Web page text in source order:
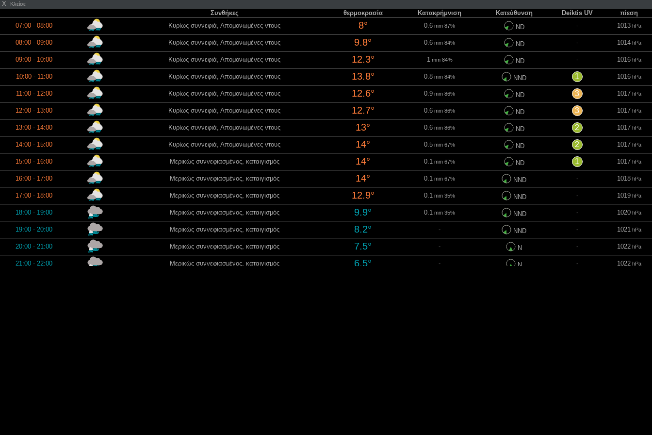
X Κλείσε
Συνθήκες θερμοκρασία Κατακρήμνιση Κατεύθυνση Deíktis UV
πίεση
07:00 - 08:00
Κυρίως συννεφιά, Απομονωμένες ντους 8° 0.6 mm 87% ND - 1013hPa
08:00 - 09:00 Κυρίως συννεφιά, Απομονωμένες ντους 9.8° 0.6 mm 84% ND - 1014hPa
09:00 - 10:00 Κυρίως συννεφιά, Απομονωμένες ντους 12.3° 1 mm 84% ND - 1016hPa
10:00 - 11:00 Κυρίως συννεφιά, Απομονωμένες ντους 13.8° 0.8 mm 84% NND 1 1016hPa
11:00 - 12:00 Κυρίως συννεφιά, Απομονωμένες ντους 12.6° 0.9 mm 86% ND 3 1017hPa
12:00 - 13:00 Κυρίως συννεφιά, Απομονωμένες ντους 12.7° 0.6 mm 86% ND 3 1017hPa
13:00 - 14:00 Κυρίως συννεφιά, Απομονωμένες ντους 13° 0.6 mm 86% ND 2 1017hPa
14:00 - 15:00 Κυρίως συννεφιά, Απομονωμένες ντους 14° 0.5 mm 67% ND 2 1017hPa
15:00 - 16:00 Μερικώς συννεφιασμένος, καταιγισμός 14° 0.1 mm 67% ND 1 1017hPa
16:00 - 17:00 Μερικώς συννεφιασμένος, καταιγισμός 14° 0.1 mm 67% NND - 1018hPa
17:00 - 18:00 Μερικώς συννεφιασμένος, καταιγισμός 12.9° 0.1 mm 35% NND - 1019hPa
18:00 - 19:00 Μερικώς συννεφιασμένος, καταιγισμός 9.9° 0.1 mm 35% NND - 1020hPa
19:00 - 20:00 Μερικώς συννεφιασμένος, καταιγισμός 8.2° - NND - 1021 hPa
20:00 - 21:00 Μερικώς συννεφιασμένος, καταιγισμός 7.5° - N - 1022hPa
21:00 - 22:00 Μερικώς συννεφιασμένος, καταιγισμός 6.5° - N - 1022hPa